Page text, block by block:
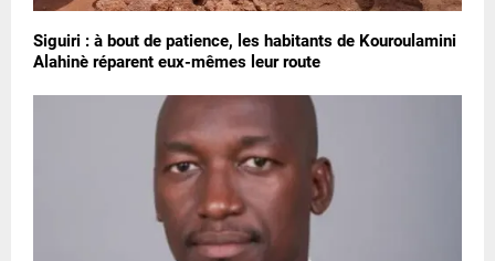
Siguiri : à bout de patience, les habitants de Kouroulamini
Alahinè réparent eux-mêmes leur route